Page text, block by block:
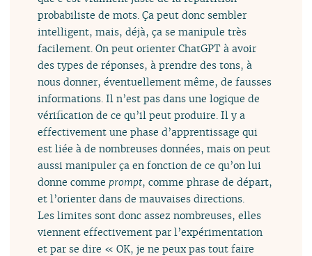
probabiliste de mots. Ça peut donc sembler
intelligent, mais, déjà, ça se manipule très
facilement. On peut orienter ChatGPT à avoir
des types de réponses, à prendre des tons, à
nous donner, éventuellement même, de fausses
informations. Il n’est pas dans une logique de
vérification de ce qu’il peut produire. Il y a
effectivement une phase d’apprentissage qui
est liée à de nombreuses données, mais on peut
aussi manipuler ça en fonction de ce qu’on lui
donne comme prompt, comme phrase de départ,
et l’orienter dans de mauvaises directions.
Les limites sont donc assez nombreuses, elles
viennent effectivement par l’expérimentation
et par se dire « OK, je ne peux pas tout faire